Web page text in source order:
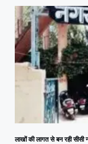
लाखों की लागत से बन रही